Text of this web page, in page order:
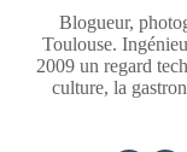
Blogueur,
Toulouse.
2009 un regard
culture, la